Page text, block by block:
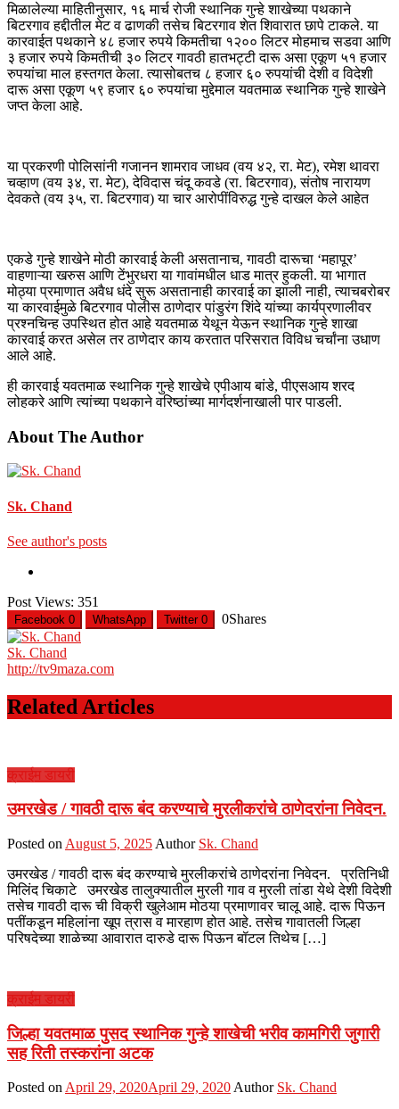
मिळालेल्या माहितीनुसार, १६ मार्च रोजी स्थानिक गुन्हे शाखेच्या पथकाने
बिटरगाव हद्दीतील मेट व ढाणकी तसेच बिटरगाव शेत शिवारात छापे टाकले. या
कारवाईत पथकाने ४८ हजार रुपये किमतीचा १२०० लिटर मोहमाच सडवा आणि
३ हजार रुपये किमतीची ३० लिटर गावठी हातभट्टी दारू असा एकूण ५१ हजार
रुपयांचा माल हस्तगत केला. त्यासोबतच ८ हजार ६० रुपयांची देशी व विदेशी
दारू असा एकूण ५९ हजार ६० रुपयांचा मुद्देमाल यवतमाळ स्थानिक गुन्हे शाखेने
जप्त केला आहे.
या प्रकरणी पोलिसांनी गजानन शामराव जाधव (वय ४२, रा. मेट), रमेश थावरा
चव्हाण (वय ३४, रा. मेट), देविदास चंदू कवडे (रा. बिटरगाव), संतोष नारायण
देवकते (वय ३५, रा. बिटरगाव) या चार आरोपींविरुद्ध गुन्हे दाखल केले आहेत
एकडे गुन्हे शाखेने मोठी कारवाई केली असतानाच, गावठी दारूचा ‘महापूर’
वाहणाऱ्या खरुस आणि टेंभुरधरा या गावांमधील धाड मात्र हुकली. या भागात
मोठ्या प्रमाणात अवैध धंदे सुरू असतानाही कारवाई का झाली नाही, त्याचबरोबर
या कारवाईमुळे बिटरगाव पोलीस ठाणेदार पांडुरंग शिंदे यांच्या कार्यप्रणालीवर
प्रश्नचिन्ह उपस्थित होत आहे यवतमाळ येथून येऊन स्थानिक गुन्हे शाखा
कारवाई करत असेल तर ठाणेदार काय करतात परिसरात विविध चर्चांना उधाण
आले आहे.
ही कारवाई यवतमाळ स्थानिक गुन्हे शाखेचे एपीआय बांडे, पीएसआय शरद
लोहकरे आणि त्यांच्या पथकाने वरिष्ठांच्या मार्गदर्शनाखाली पार पाडली.
About The Author
Sk. Chand
See author's posts
Post Views: 351
Facebook 0 WhatsApp Twitter 0 0Shares
Sk. Chand
http://tv9maza.com
Related Articles
क्राईम डायरी
उमरखेड / गावठी दारू बंद करण्याचे मुरलीकरांचे ठाणेदरांना निवेदन.
Posted on August 5, 2025 Author Sk. Chand
उमरखेड / गावठी दारू बंद करण्याचे मुरलीकरांचे ठाणेदरांना निवेदन. प्रतिनिधी
मिलिंद चिकाटे उमरखेड तालुक्यातील मुरली गाव व मुरली तांडा येथे देशी विदेशी
तसेच गावठी दारू ची विक्री खुलेआम मोठया प्रमाणावर चालू आहे. दारू पिऊन
पतींकडून महिलांना खूप त्रास व मारहाण होत आहे. तसेच गावातली जिल्हा
परिषदेच्या शाळेच्या आवारात दारुडे दारू पिऊन बॉटल तिथेच […]
क्राईम डायरी
जिल्हा यवतमाळ पुसद स्थानिक गुन्हे शाखेची भरीव कामगिरी जुगारी
सह रिती तस्करांना अटक
Posted onApril 29, 2020April 29, 2020Author Sk. Chand